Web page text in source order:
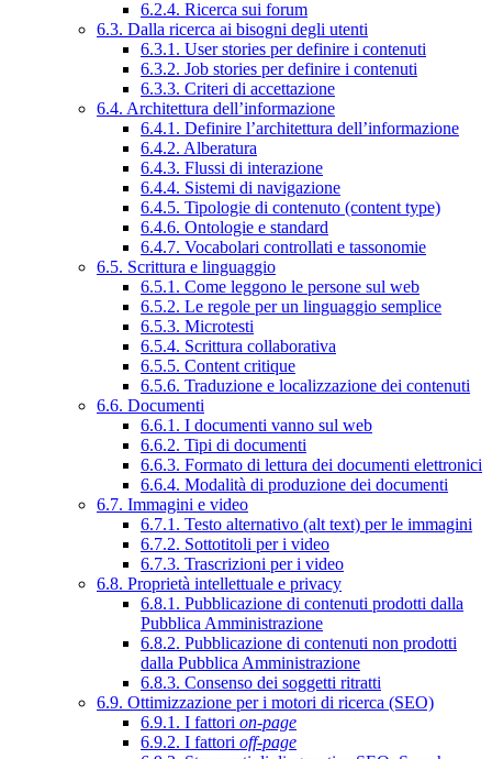
6.2.4. Ricerca sui forum
6.3. Dalla ricerca ai bisogni degli utenti
6.3.1. User stories per definire i contenuti
6.3.2. Job stories per definire i contenuti
6.3.3. Criteri di accettazione
6.4. Architettura dell’informazione
6.4.1. Definire l’architettura dell’informazione
6.4.2. Alberatura
6.4.3. Flussi di interazione
6.4.4. Sistemi di navigazione
6.4.5. Tipologie di contenuto (content type)
6.4.6. Ontologie e standard
6.4.7. Vocabolari controllati e tassonomie
6.5. Scrittura e linguaggio
6.5.1. Come leggono le persone sul web
6.5.2. Le regole per un linguaggio semplice
6.5.3. Microtesti
6.5.4. Scrittura collaborativa
6.5.5. Content critique
6.5.6. Traduzione e localizzazione dei contenuti
6.6. Documenti
6.6.1. I documenti vanno sul web
6.6.2. Tipi di documenti
6.6.3. Formato di lettura dei documenti elettronici
6.6.4. Modalità di produzione dei documenti
6.7. Immagini e video
6.7.1. Testo alternativo (alt text) per le immagini
6.7.2. Sottotitoli per i video
6.7.3. Trascrizioni per i video
6.8. Proprietà intellettuale e privacy
6.8.1. Pubblicazione di contenuti prodotti dalla
Pubblica Amministrazione
6.8.2. Pubblicazione di contenuti non prodotti
dalla Pubblica Amministrazione
6.8.3. Consenso dei soggetti ritratti
6.9. Ottimizzazione per i motori di ricerca (SEO)
6.9.1. I fattori on-page
6.9.2. I fattori off-page